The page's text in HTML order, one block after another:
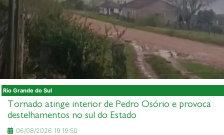
Rio Grande do Sul
Tornado atinge interior de Pedro Osório e provoca
destelhamentos no sul do Estado
06/08/2026 19:19:50